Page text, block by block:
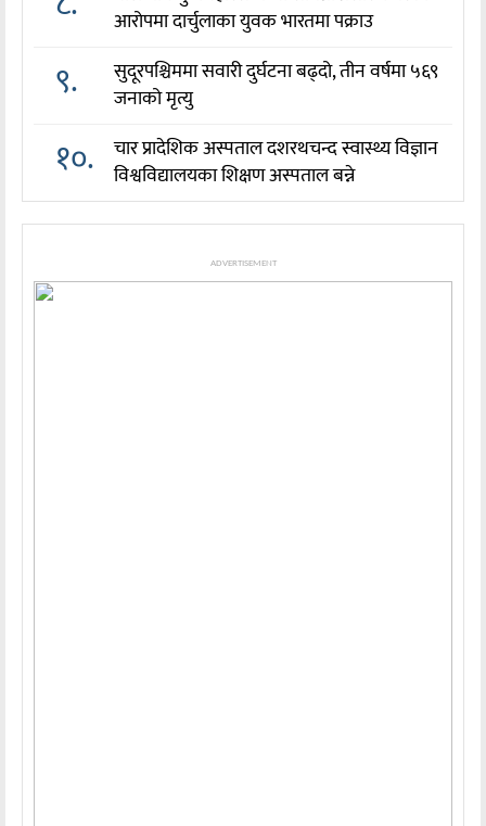
आरोपमा दार्चुलाका युवक भारतमा पक्राउ
९.
सुदूरपश्चिममा सवारी दुर्घटना बढ्दो, तीन वर्षमा ५६९
जनाको मृत्यु
१०.
चार प्रादेशिक अस्पताल दशरथचन्द स्वास्थ्य विज्ञान
विश्वविद्यालयका शिक्षण अस्पताल बन्ने
ADVERTISEMENT